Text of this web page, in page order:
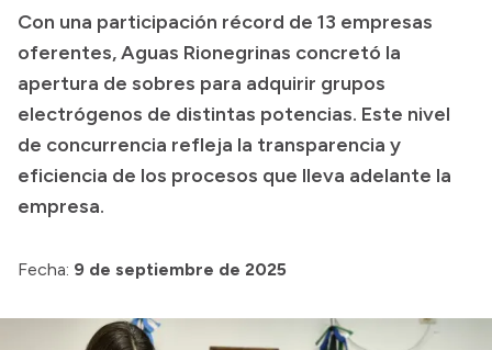
Boletín Oficial
Compras y licitaciones
Consulta de expedientes
Consulta de pago a proveedores
Convocatorias
Intranet
Con una participación récord de 13 empresas
oferentes, Aguas Rionegrinas concretó la
apertura de sobres para adquirir grupos
electrógenos de distintas potencias. Este nivel
de concurrencia refleja la transparencia y
eficiencia de los procesos que lleva adelante la
empresa.
Fecha: 9 de septiembre de 2025